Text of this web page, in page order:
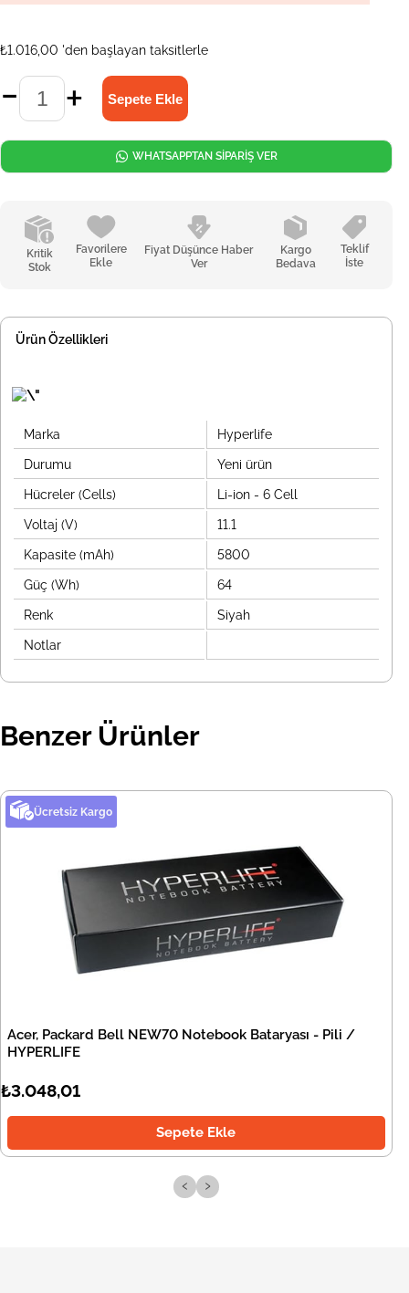
₺1.016,00 'den başlayan taksitlerle
Kritik
Stok
Favorilere
Ekle
Fiyat Düşünce Haber
Ver
Kargo
Bedava
Teklif
İste
WHATSAPPTAN SİPARİŞ VER
Ürün Özellikleri
Marka Hyperlife
Durumu Yeni ürün
Hücreler (Cells) Li-ion - 6 Cell
Voltaj (V) 11.1
Kapasite (mAh) 5800
Güç (Wh) 64
Renk Siyah
Notlar
Benzer Ürünler
Ücretsiz Kargo
Acer, Packard Bell NEW70 Notebook Bataryası - Pili /
HYPERLIFE
₺3.048,01
Sepete Ekle
‹ ›